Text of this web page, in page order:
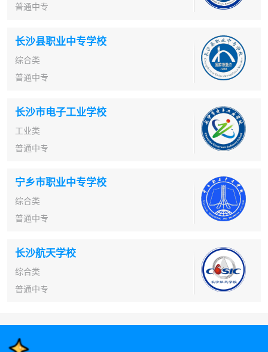
普通中专
长沙县职业中专学校
综合类
普通中专
长沙市电子工业学校
工业类
普通中专
宁乡市职业中专学校
综合类
普通中专
长沙航天学校
综合类
普通中专